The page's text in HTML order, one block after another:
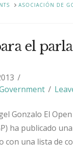
ASOCIACIÓN DE
el
Gonzalo El
ha publicado
con una lista de